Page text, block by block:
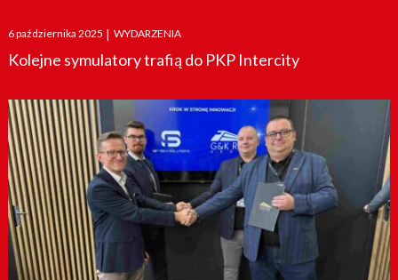
Posted
on
6 października 2025 | WYDARZENIA
Kolejne symulatory trafią do PKP Intercity